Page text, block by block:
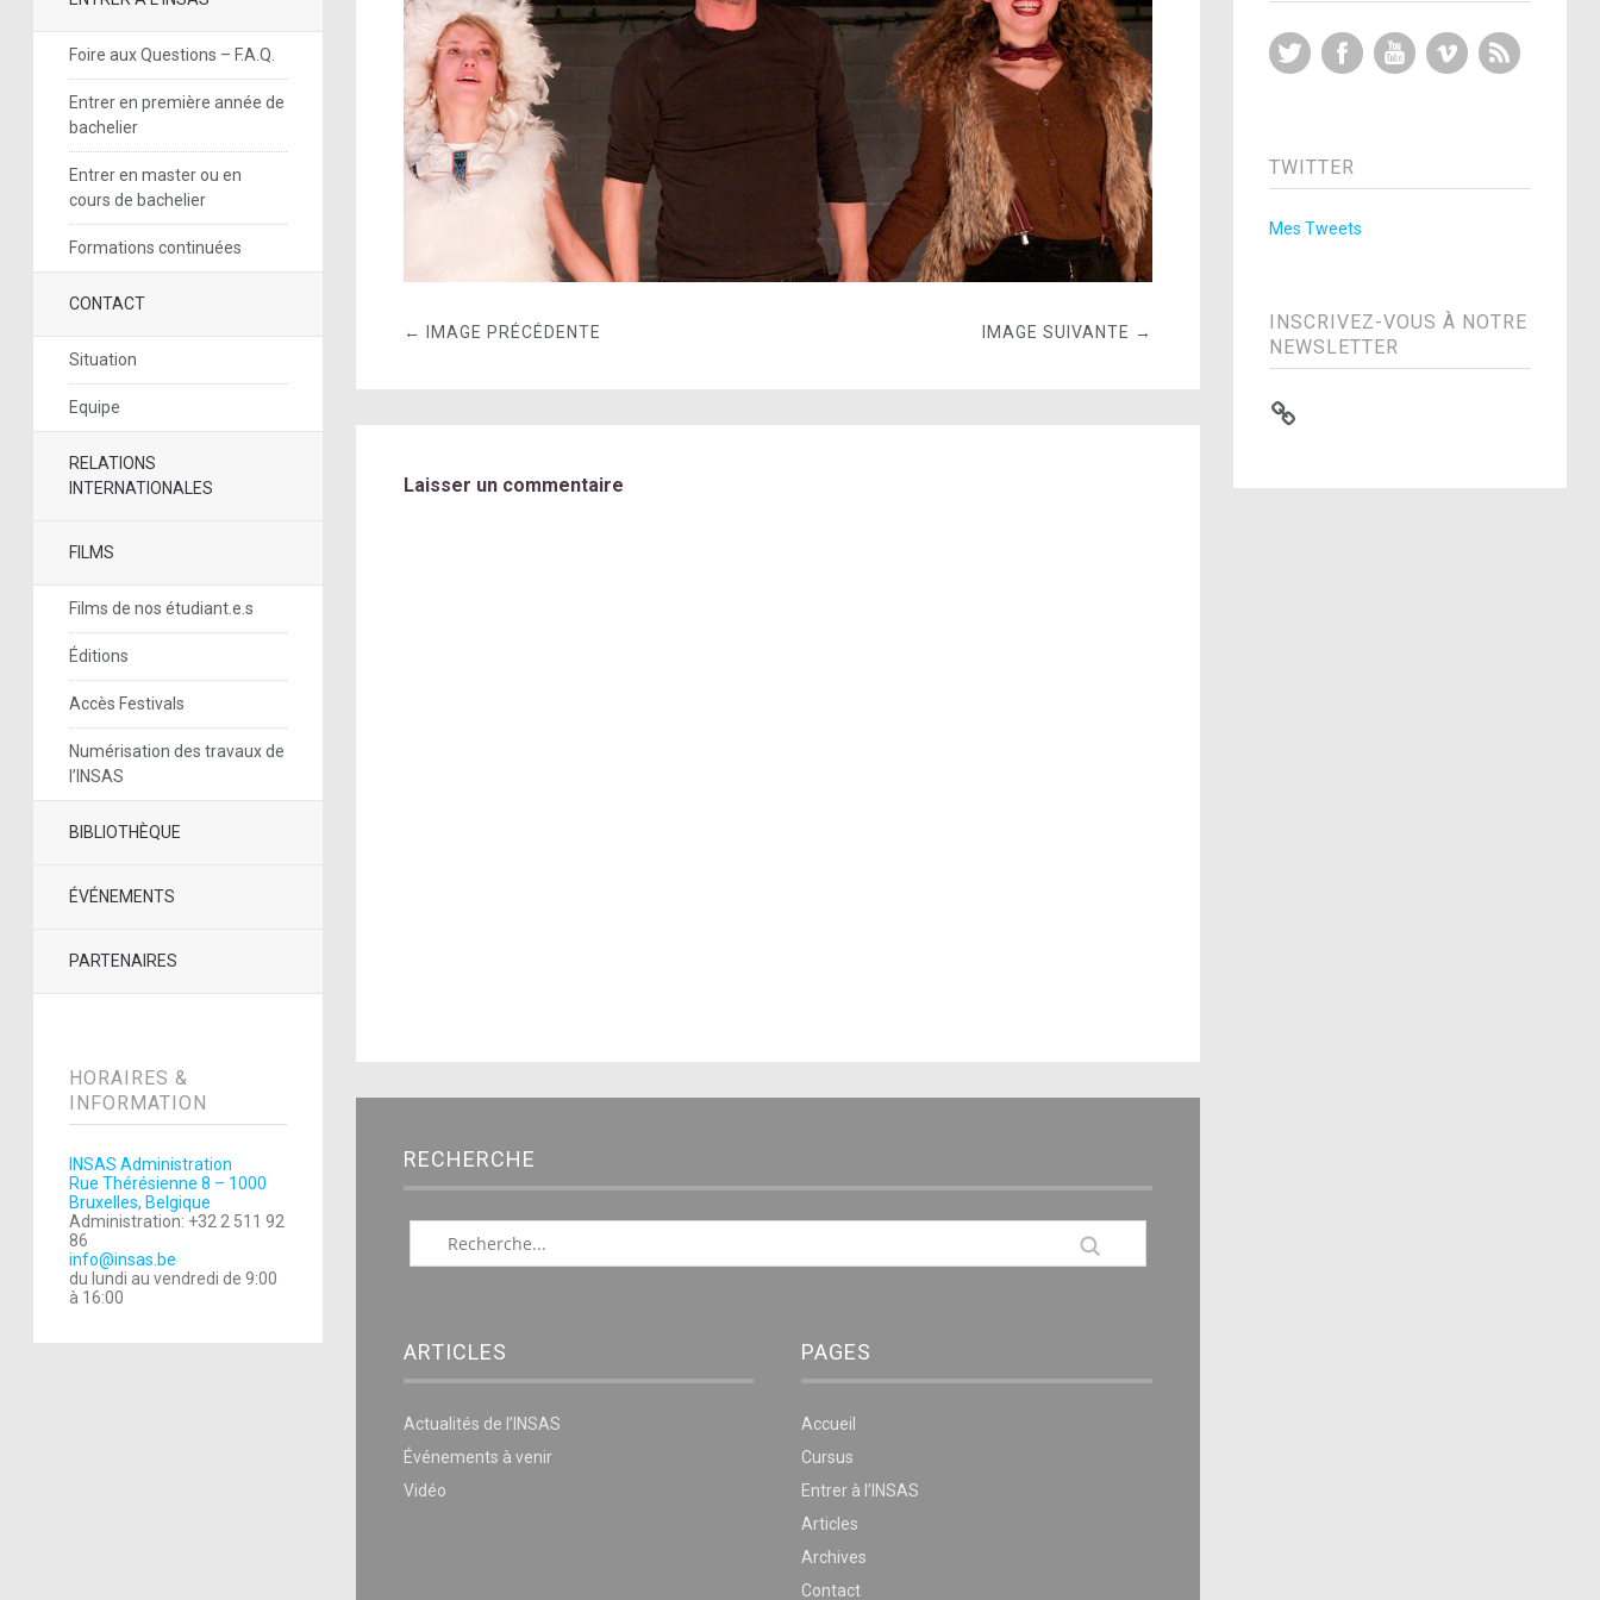
Foire aux Questions – F.A.Q.
Entrer en première année de
bachelier
Entrer en master ou en
cours de bachelier
Formations continuées
CONTACT
Situation
Equipe
RELATIONS
INTERNATIONALES
FILMS
Films de nos étudiant.e.s
Éditions
Accès Festivals
Numérisation des travaux de
l’INSAS
BIBLIOTHÈQUE
ÉVÉNEMENTS
PARTENAIRES
HORAIRES &
INFORMATION
INSAS Administration
Rue Thérésienne 8 – 1000
Bruxelles, Belgique
Administration: +32 2 511 92
86
info@insas.be
du lundi au vendredi de 9:00
à 16:00
← IMAGE PRÉCÉDENTE IMAGE SUIVANTE →
Laisser un commentaire
RECHERCHE
ARTICLES
Actualités de l’INSAS
Événements à venir
Vidéo
PAGES
Accueil
Cursus
Entrer à l’INSAS
Articles
Archives
Contact
Twitter FacebookYouTubeVimeo
TWITTER
Mes Tweets
INSCRIVEZ-VOUS À NOTRE
NEWSLETTER